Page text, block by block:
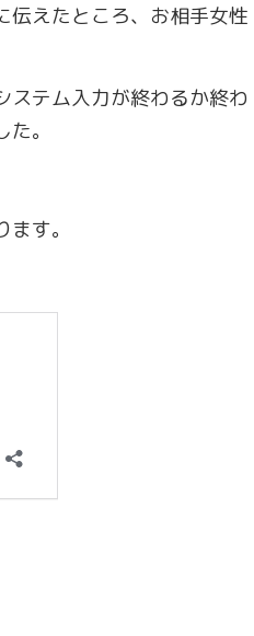
伝えたところ、お相手女性
ステム入力が終わるか終わ
。
す。